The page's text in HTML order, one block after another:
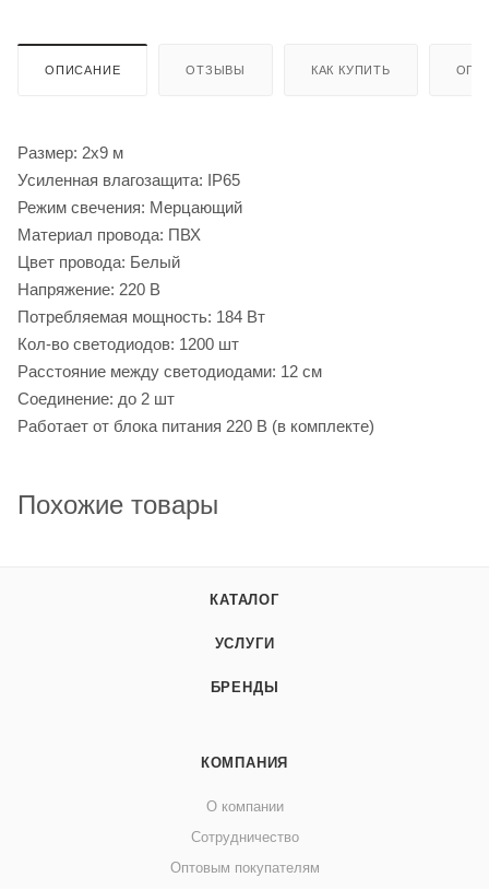
ОПИСАНИЕ ОТЗЫВЫ КАК КУПИТЬ
Размер: 2х9 м
Усиленная влагозащита: IP65
Режим свечения: Мерцающий
Материал провода: ПВХ
Цвет провода: Белый
Напряжение: 220 В
Потребляемая мощность: 184 Вт
Кол-во светодиодов: 1200 шт
Расстояние между светодиодами: 12 см
Соединение: до 2 шт
Работает от блока питания 220 В (в комплекте)
Похожие товары
КАТАЛОГ
УСЛУГИ
БРЕНДЫ
КОМПАНИЯ
О компании
Сотрудничество
Оптовым покупателям